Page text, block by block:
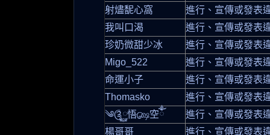
射燼馜心窩
進行、宣傳或發表
我叫口渴
進行、宣傳或發表
珍奶微甜少冰
進行、宣傳或發表
Migo_522
進行、宣傳或發表
命運小子
進行、宣傳或發表
Thomasko
進行、宣傳或發表
༄༊࿆悟௸空ོྂཾ
進行、宣傳或發表
楊哥哥
進行、宣傳或發表